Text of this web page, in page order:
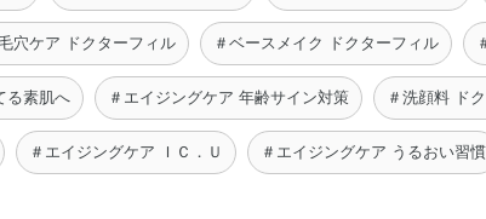
穴ケア ドクターフィル ＃ベースメイク ドクターフィル
る素肌へ ＃エイジングケア 年齢サイン対策 ＃洗顔料 ド
＃エイジングケア ＩＣ．Ｕ ＃エイジングケア うるおい習慣